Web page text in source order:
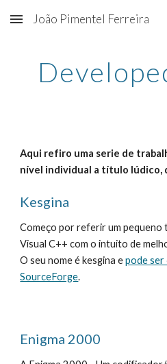
Skip to main content
João Pimentel Ferreira
Aqui refiro uma serie de
nível individual a título lúdico,
Kesgina
Começo por referir um pequeno
Visual C++ com o intuito de
O seu nome é kesgina e pode ser
SourceForge.
Enigma 2000